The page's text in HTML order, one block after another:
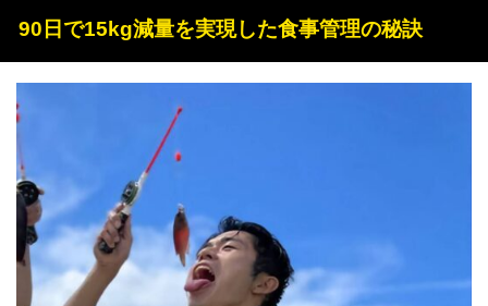
90日で15kg減量を実現した食事管理の秘訣